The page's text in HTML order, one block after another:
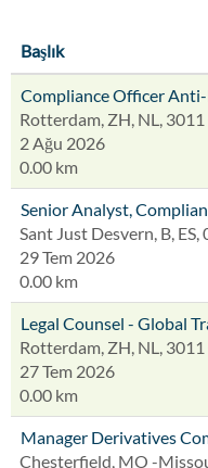
Başlık
Compliance Officer
Rotterdam, ZH, NL,
2 Ağu 2026
0.00 km
Senior Analyst,
Sant Just Desvern, B, ES,
29 Tem 2026
0.00 km
Legal Counsel - Global
Rotterdam, ZH, NL,
27 Tem 2026
0.00 km
Manager Derivatives
Chesterfield, MO -